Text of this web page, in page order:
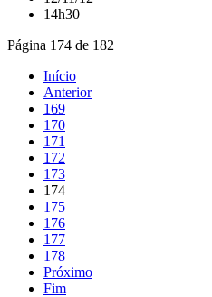
14h30
Página 174 de 182
Início
Anterior
169
170
171
172
173
174
175
176
177
178
Próximo
Fim